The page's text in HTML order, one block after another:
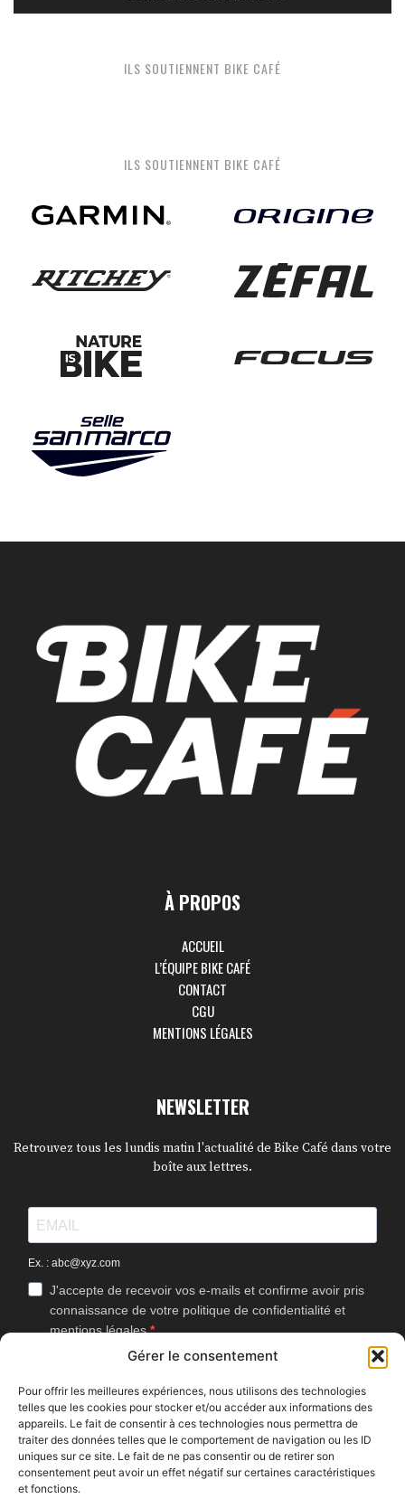
Gérer le consentement
Pour offrir les meilleures expériences, nous utilisons des technologies
telles que les cookies pour stocker et/ou accéder aux informations des
appareils. Le fait de consentir à ces technologies nous permettra de
traiter des données telles que le comportement de navigation ou les ID
uniques sur ce site. Le fait de ne pas consentir ou de retirer son
consentement peut avoir un effet négatif sur certaines caractéristiques
et fonctions.
À PROPOS
ACCUEIL
L’ÉQUIPE BIKE CAFÉ
CONTACT
CGU
MENTIONS LÉGALES
NEWSLETTER
Retrouvez tous les lundis matin l'actualité de Bike Café dans votre
boîte aux lettres.
Ex. : abc@xyz.com
J'accepte de recevoir vos e-mails et confirme avoir pris
connaissance de votre politique de confidentialité et
mentions légales.
Vous pouvez vous désinscrire à tout moment en cliquant sur le lien
J'accepte que Bike Café mesure l'ouverture des
newsletters afin d'améliorer les contenus proposés.
S'INSCRIRE